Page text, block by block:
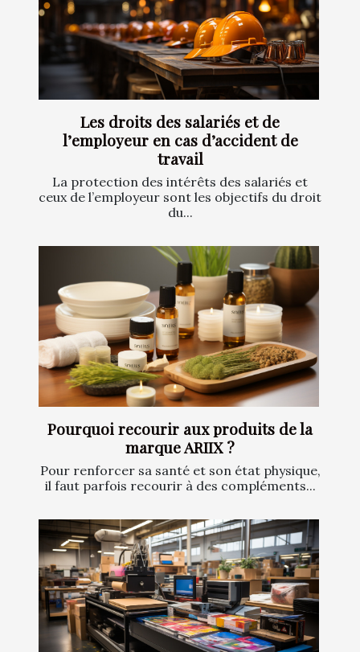
Les droits des salariés et de
l’employeur en cas d’accident de
travail
La protection des intérêts des salariés et
ceux de l’employeur sont les objectifs du droit
du...
Pourquoi recourir aux produits de la
marque ARIIX ?
Pour renforcer sa santé et son état physique,
il faut parfois recourir à des compléments...